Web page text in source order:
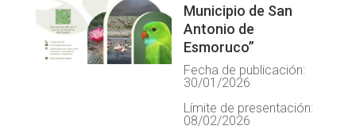
Municipio de San
Antonio de
Esmoruco”
Fecha de publicación:
30/01/2026
Límite de presentación:
08/02/2026